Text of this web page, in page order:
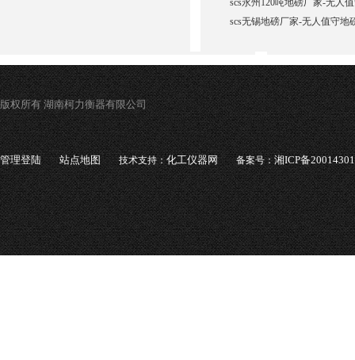
scs永州120吨地磅厂家-无人
scs无锡地磅厂家-无人值守地
版权所有 湖南柯力衡器有限公司
管理登陆 站点地图 技术支持：化工仪器网 备案号：湘ICP备